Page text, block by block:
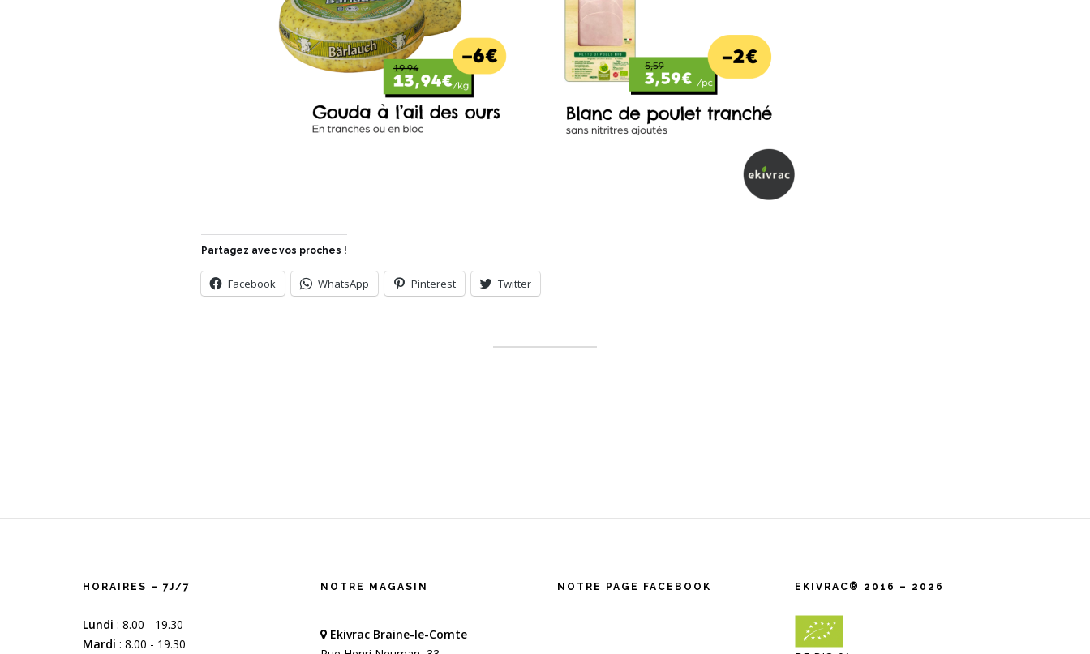
Partagez avec vos proches !
Facebook WhatsApp Pinterest Twitter
HORAIRES – 7J/7
Lundi : 8.00 - 19.30
Mardi : 8.00 - 19.30
NOTRE MAGASIN
Ekivrac Braine-le-Comte
NOTRE PAGE FACEBOOK EKIVRAC® 2016 – 2026